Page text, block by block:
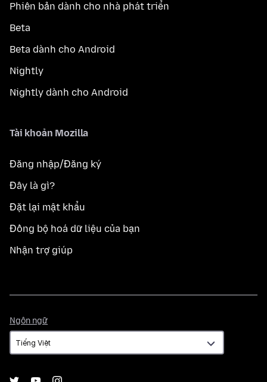
Phiên bản dành cho nhà phát triển
Beta
Beta dành cho Android
Nightly
Nightly dành cho Android
Tài khoản Mozilla
Đăng nhập/Đăng ký
Đây là gì?
Đặt lại mật khẩu
Đồng bộ hoá dữ liệu của bạn
Nhận trợ giúp
Ngôn ngữ
ngữ